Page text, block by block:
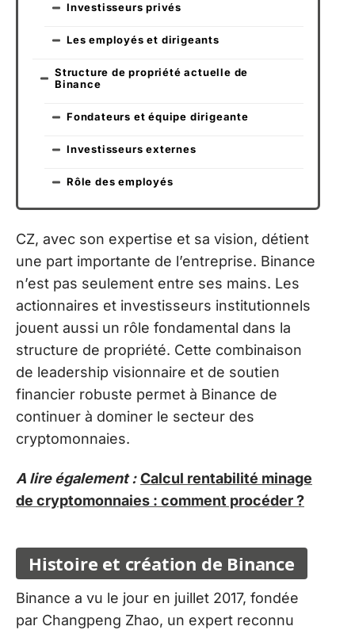
Investisseurs privés
Les employés et dirigeants
Structure de propriété actuelle de
Binance
Fondateurs et équipe dirigeante
Investisseurs externes
Rôle des employés
CZ, avec son expertise et sa vision, détient
une part importante de l’entreprise. Binance
n’est pas seulement entre ses mains. Les
actionnaires et investisseurs institutionnels
jouent aussi un rôle fondamental dans la
structure de propriété. Cette combinaison
de leadership visionnaire et de soutien
financier robuste permet à Binance de
continuer à dominer le secteur des
cryptomonnaies.
A lire également : Calcul rentabilité minage
de cryptomonnaies : comment procéder ?
Histoire et création de Binance
Binance a vu le jour en juillet 2017, fondée
par Changpeng Zhao, un expert reconnu